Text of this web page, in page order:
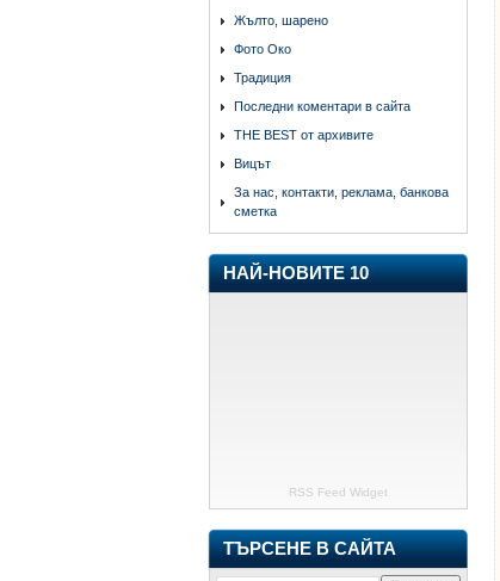
Жълто, шарено
Фото Око
Традиция
Последни коментари в сайта
THE BEST от архивите
Вицът
За нас, контакти, реклама, банкова
сметка
НАЙ-НОВИТЕ 10
RSS Feed Widget
ТЪРСЕНЕ В САЙТА